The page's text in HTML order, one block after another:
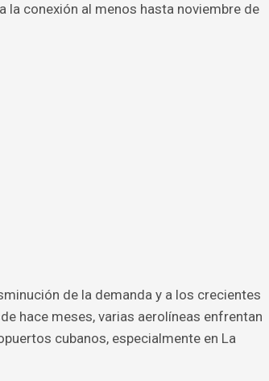
la conexión al menos hasta noviembre de
de la demanda y a los crecientes
hace meses, varias aerolíneas enfrentan
cubanos, especialmente en La